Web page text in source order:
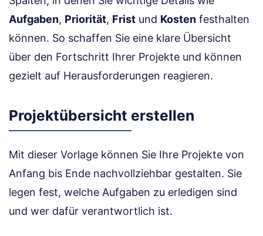
Aufgaben, Priorität, Frist und Kosten festhalten
können. So schaffen Sie eine klare Übersicht
über den Fortschritt Ihrer Projekte und können
gezielt auf Herausforderungen reagieren.
Projektübersicht erstellen
Mit dieser Vorlage können Sie Ihre Projekte von
Anfang bis Ende nachvollziehbar gestalten. Sie
legen fest, welche Aufgaben zu erledigen sind
und wer dafür verantwortlich ist.